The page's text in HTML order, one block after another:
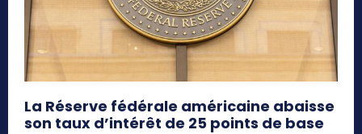
La Réserve fédérale américaine abaisse
son taux d’intérêt de 25 points de base